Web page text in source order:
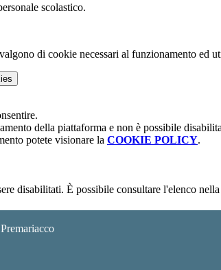
scolastico.
di cookie necessari al funzionamento ed
della piattaforma e non è possibile
potete visionare la COOKIE POLICY.
disabilitati. È possibile consultare l'elenco